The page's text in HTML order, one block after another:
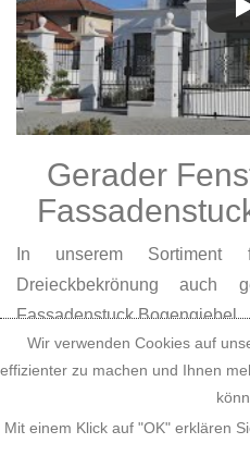
Gerader
In unserem
Dreieckbekrönung auch
Fassadenstuck Bogengiebel.
Wir verwenden Cookies auf
effizienter zu machen und Ihnen
Mit einem Klick auf "OK" erklären